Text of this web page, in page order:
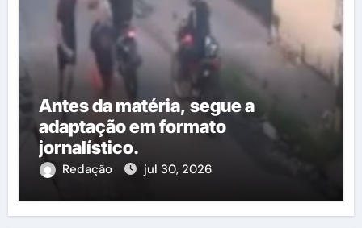
Antes da matéria, segue a
adaptação em formato
jornalístico.
Redação jul 30, 2026